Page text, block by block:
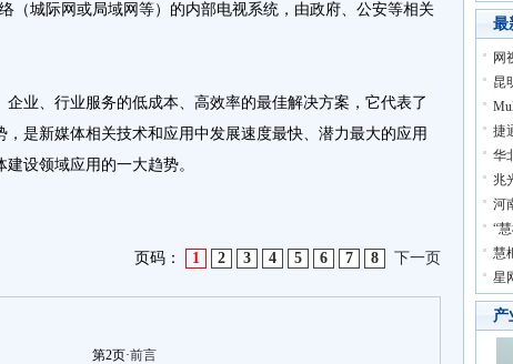
（城际网或局域网等）的内部电视系统，由政府、公安等相关
、行业服务的低成本、高效率的最佳解决方案，它代表了
是新媒体相关技术和应用中发展速度最快、潜力最大的应用
设领域应用的一大趋势。
页码： 1 2 3 4 5 6 7 8 下一页
第2页·前言
最
网
昆
捷
华
兆
河
“
慧
星
产